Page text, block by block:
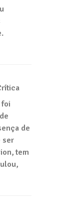
foi
de
ser
tem